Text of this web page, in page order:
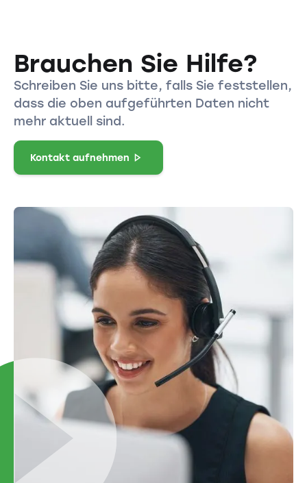
Brauchen Sie Hilfe?
Schreiben Sie uns bitte, falls Sie feststellen,
dass die oben aufgeführten Daten nicht
mehr aktuell sind.
Kontakt aufnehmen